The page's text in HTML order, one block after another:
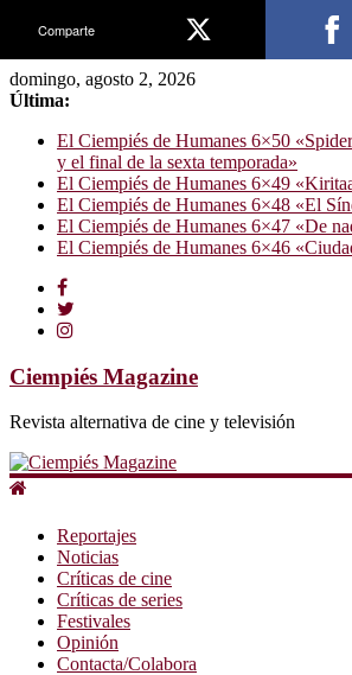
domingo, agosto 2, 2026
Última:
El Ciempiés de Humanes 6×50
y el final de la sexta temporada»
El Ciempiés de Humanes 6×49
El Ciempiés de Humanes 6×48 «El
El Ciempiés de Humanes 6×47 «De
El Ciempiés de Humanes 6×46
Ciempiés Magazine
Revista alternativa de cine y televisión
Reportajes
Noticias
Críticas de cine
Críticas de series
Festivales
Opinión
Contacta/Colabora
Comparte